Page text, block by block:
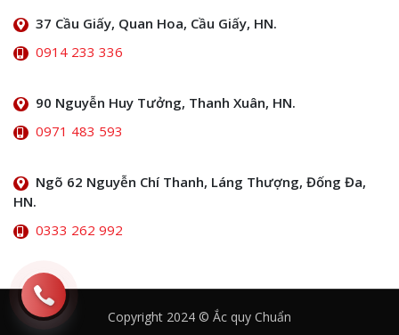
37 Cầu Giấy, Quan Hoa, Cầu Giấy, HN.
0914 233 336
90 Nguyễn Huy Tưởng, Thanh Xuân, HN.
0971 483 593
Ngõ 62 Nguyễn Chí Thanh, Láng Thượng, Đống Đa,
HN.
0333 262 992
Copyright 2024 © Ắc quy Chuẩn